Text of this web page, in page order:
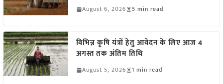
August 6, 2026 5 min read
विभिन्न कृषि यंत्रों हेतु आवेदन के लिए आज 4
अगस्त तक अंतिम तिथि
August 5, 2026 1 min read